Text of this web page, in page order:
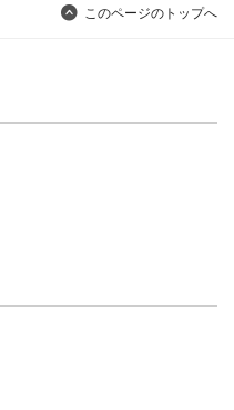
このページのトップへ